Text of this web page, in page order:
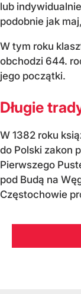
lub
podobnie jak
W tym roku
obchodzi 644.
jego początki.
Długie
W 1382 roku
do Polski zakon
Pierwszego
pod Budą na
Częstochowie